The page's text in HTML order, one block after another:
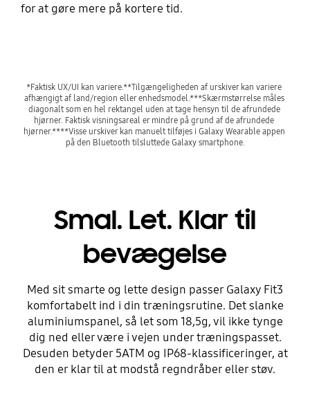
for at gøre mere på kortere tid.
*Faktisk UX/UI kan variere.**Tilgængeligheden af urskiver kan variere
afhængigt af land/region eller enhedsmodel.***Skærmstørrelse måles
diagonalt som en hel rektangel uden at tage hensyn til de afrundede
hjørner. Faktisk visningsareal er mindre på grund af de afrundede
hjørner.****Visse urskiver kan manuelt tilføjes i Galaxy Wearable appen
på den Bluetooth tilsluttede Galaxy smartphone.
Smal. Let. Klar til
bevægelse
Med sit smarte og lette design passer Galaxy Fit3
komfortabelt ind i din træningsrutine. Det slanke
aluminiumspanel, så let som 18,5g, vil ikke tynge
dig ned eller være i vejen under træningspasset.
Desuden betyder 5ATM og IP68-klassificeringer, at
den er klar til at modstå regndråber eller støv.